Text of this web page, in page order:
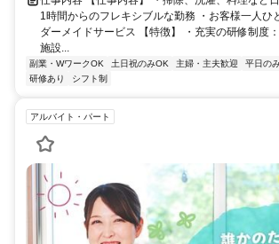
1時間からのフレキシブルな勤務 ・お客様一人ひ
ダーメイドサービス 【特徴】 ・充実の研修制度
施設...
副業・WワークOK 土日祝のみOK 主婦・主夫歓迎 平日の
研修あり
シフト制
アルバイト・パート